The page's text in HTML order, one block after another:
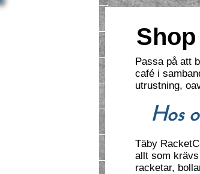
Passa på att
café i
utrustning,
Hos
Täby
allt som
racketar,